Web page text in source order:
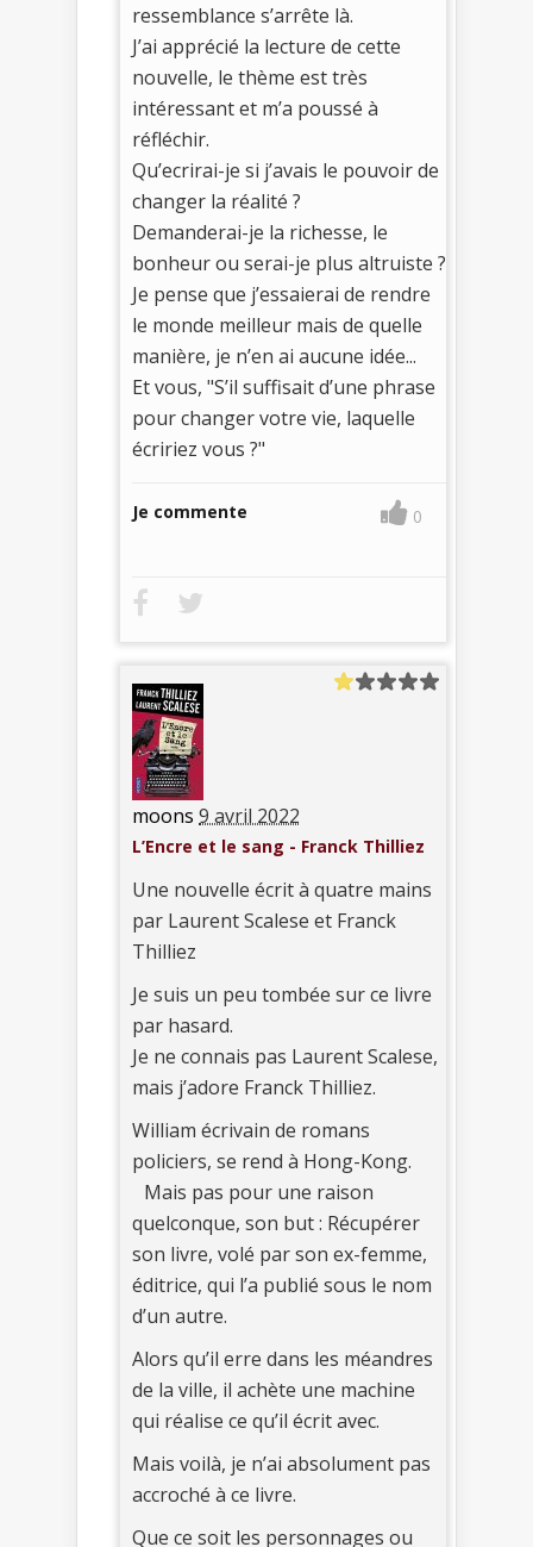
ressemblance s’arrête là.
J’ai apprécié la lecture de cette
nouvelle, le thème est très
intéressant et m’a poussé à
réfléchir.
Qu’ecrirai-je si j’avais le pouvoir de
changer la réalité ?
Demanderai-je la richesse, le
bonheur ou serai-je plus altruiste ?
Je pense que j’essaierai de rendre
le monde meilleur mais de quelle
manière, je n’en ai aucune idée...
Et vous, "S’il suffisait d’une phrase
pour changer votre vie, laquelle
écririez vous ?"
Je commente 0
moons 9 avril 2022
L’Encre et le sang - Franck Thilliez
Une nouvelle écrit à quatre mains
par Laurent Scalese et Franck
Thilliez
Je suis un peu tombée sur ce livre
par hasard.
Je ne connais pas Laurent Scalese,
mais j’adore Franck Thilliez.
William écrivain de romans
policiers, se rend à Hong-Kong.
Mais pas pour une raison
quelconque, son but : Récupérer
son livre, volé par son ex-femme,
éditrice, qui l’a publié sous le nom
d’un autre.
Alors qu’il erre dans les méandres
de la ville, il achète une machine
qui réalise ce qu’il écrit avec.
Mais voilà, je n’ai absolument pas
accroché à ce livre.
Que ce soit les personnages ou